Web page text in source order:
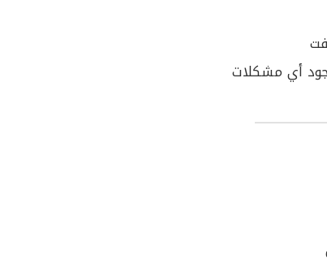
أي مشكلات